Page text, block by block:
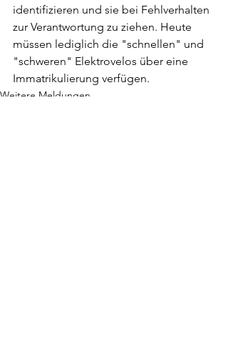
identifizieren und sie bei Fehlverhalten
zur Verantwortung zu ziehen. Heute
müssen lediglich die "schnellen" und
"schweren" Elektrovelos über eine
Immatrikulierung verfügen.
Weitere Meldungen